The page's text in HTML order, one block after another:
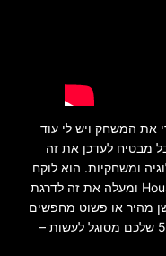
את המשחק ויש לי עוד
מבטיח לעדכן את זה
ומשחקיות. הוא לוקח
את כל מה שלמדנו לאהוב ב-Housemarque ומעלה את זה לדרגת
מהיר או פשוט מחפשים
משחק שבאמת מראה מה הפלייסטיישן 5 שלכם מסוגל לעשות –